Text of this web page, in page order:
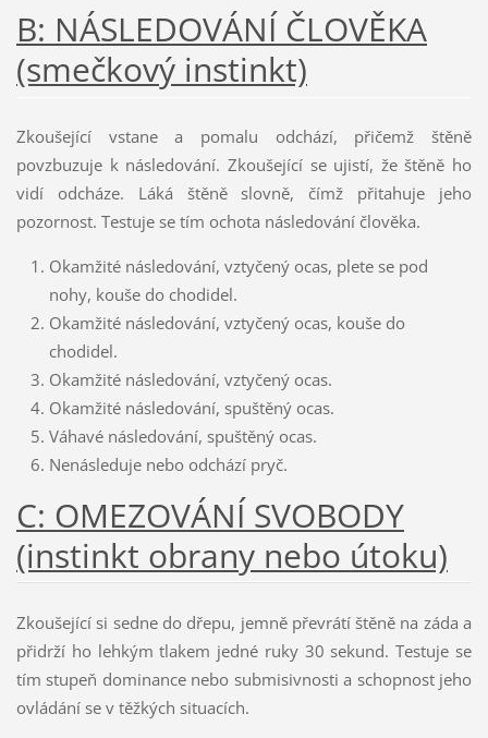
B: NÁSLEDOVÁNÍ ČLOVĚKA
(smečkový instinkt)
Zkoušející vstane a pomalu odchází, přičemž štěně
povzbuzuje k následování. Zkoušející se ujistí, že štěně ho
vidí odcháze. Láká štěně slovně, čímž přitahuje jeho
pozornost. Testuje se tím ochota následování člověka.
Okamžité následování, vztyčený ocas, plete se pod
nohy, kouše do chodidel.
Okamžité následování, vztyčený ocas, kouše do
chodidel.
Okamžité následování, vztyčený ocas.
Okamžité následování, spuštěný ocas.
Váhavé následování, spuštěný ocas.
Nenásleduje nebo odchází pryč.
C: OMEZOVÁNÍ SVOBODY
(instinkt obrany nebo útoku)
Zkoušející si sedne do dřepu, jemně převrátí štěně na záda a
přidrží ho lehkým tlakem jedné ruky 30 sekund. Testuje se
tím stupeň dominance nebo submisivnosti a schopnost jeho
ovládání se v těžkých situacích.